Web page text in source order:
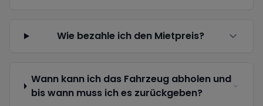
Wie bezahle ich den Mietpreis?
Wann kann ich das Fahrzeug abholen und
bis wann muss ich es zurückgeben?